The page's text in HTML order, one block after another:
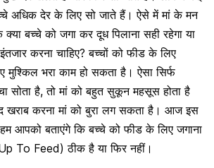
अधिक देर के लिए सो जाते हैं। ऐसे में मां के मन
बच्चे को जगा कर दूध पिलाना सही रहेगा या
करना चाहिए? बच्चों को फीड के लिए
मुश्किल भरा काम हो सकता है। ऐसा सिर्फ
सोता है, तो मां को बहुत सुकून महसूस होता है
खराब करना मां को बुरा लग सकता है। आज इस
आपको बताएंगे कि बच्चे को फीड के लिए जगाना
To Feed) ठीक है या फिर नहीं।